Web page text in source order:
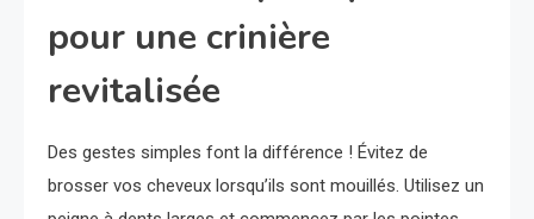
pour une crinière
revitalisée
Des gestes simples font la différence ! Évitez de
brosser vos cheveux lorsqu’ils sont mouillés. Utilisez un